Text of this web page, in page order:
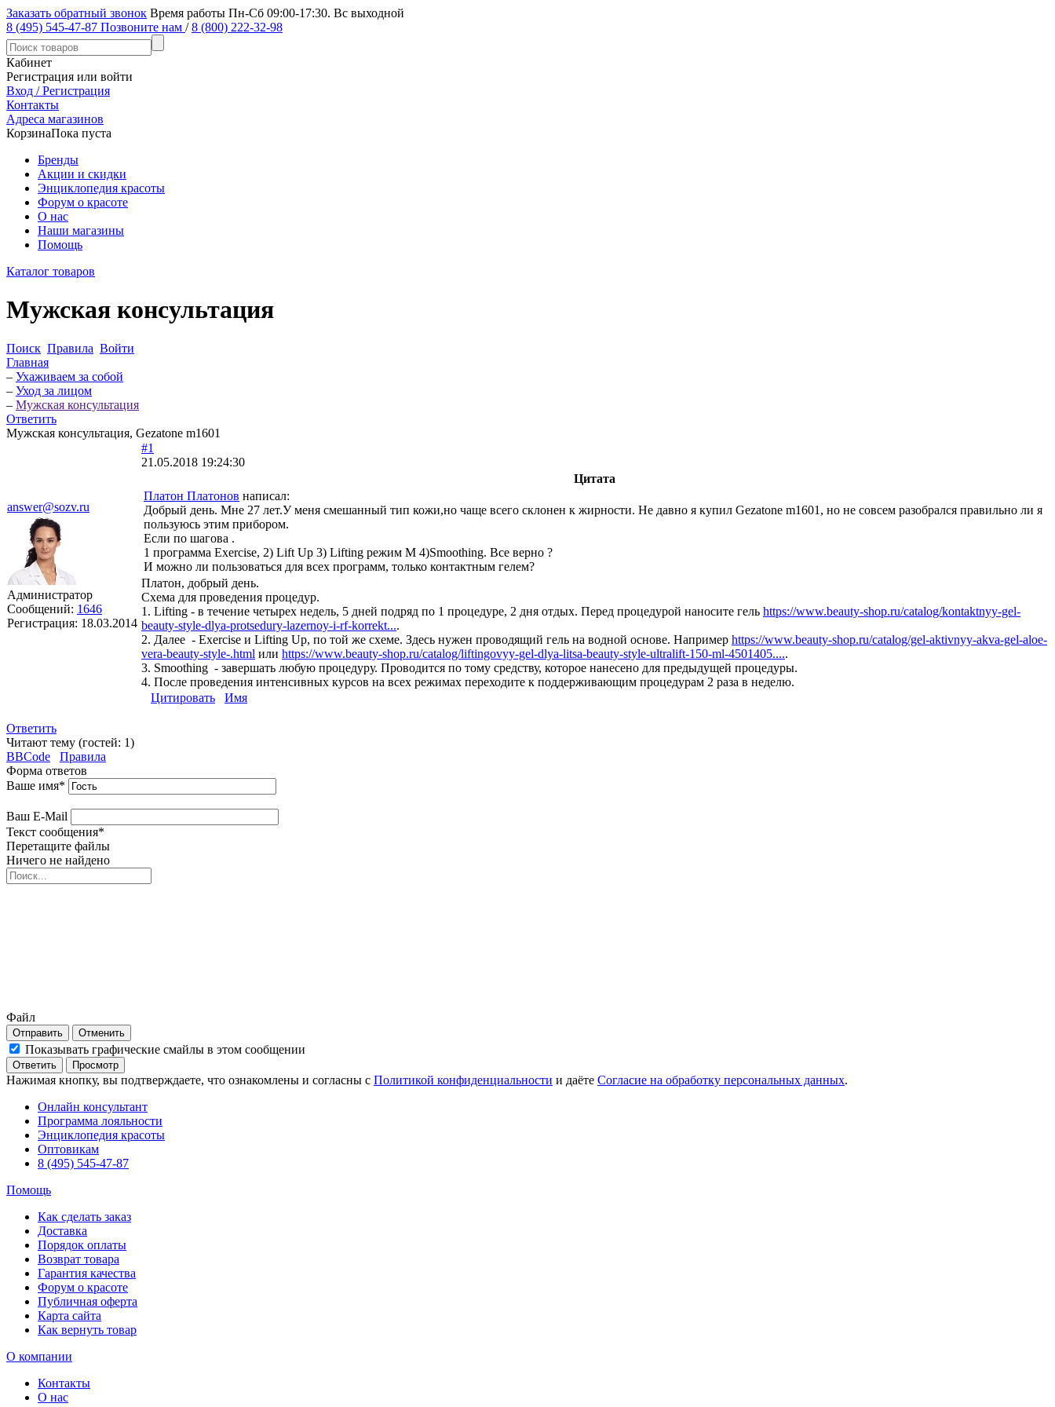
Заказать обратный звонок Время работы Пн-Сб 09:00-17:30. Вс выходной
8 (495) 545-47-87 Позвоните нам / 8 (800) 222-32-98
Кабинет
Регистрация или войти
Вход / Регистрация
Контакты
Адреса магазинов
КорзинаПока пуста
Бренды
Акции и скидки
Энциклопедия красоты
Форум о красоте
О нас
Наши магазины
Помощь
Каталог товаров
Мужская консультация
Поиск Правила Войти
Главная
– Ухаживаем за собой
– Уход за лицом
– Мужская консультация
Ответить
Мужская консультация, Gezatone m1601
answer@sozv.ru
Администратор
Сообщений: 1646
Регистрация: 18.03.2014
#1
21.05.2018 19:24:30
Цитата
Платон Платонов написал:
Добрый день. Мне 27 лет.У меня смешанный тип кожи,но чаще всего склонен к жирности. Не давно я купил Gezatone m1601, но не совсем разобрался правильно ли я
пользуюсь этим прибором.
Если по шагова .
1 программа Exercise, 2) Lift Up 3) Lifting режим M 4)Smoothing. Все верно ?
И можно ли пользоваться для всех программ, только контактным гелем?
Платон, добрый день.
Схема для проведения процедур.
1. Lifting - в течение четырех недель, 5 дней подряд по 1 процедуре, 2 дня отдых. Перед процедурой наносите гель https://www.beauty-shop.ru/catalog/kontaktnyy-gel-
beauty-style-dlya-protsedury-lazernoy-i-rf-korrekt....
2. Далее - Exercise и Lifting Up, по той же схеме. Здесь нужен проводящий гель на водной основе. Например https://www.beauty-shop.ru/catalog/gel-aktivnyy-akva-gel-aloe-
vera-beauty-style-.html или https://www.beauty-shop.ru/catalog/liftingovyy-gel-dlya-litsa-beauty-style-ultralift-150-ml-4501405.....
3. Smoothing - завершать любую процедуру. Проводится по тому средству, которое нанесено для предыдущей процедуры.
4. После проведения интенсивных курсов на всех режимах переходите к поддерживающим процедурам 2 раза в неделю.
Цитировать
Имя
Ответить
Читают тему (гостей: 1)
BBCode
Правила
Форма ответов
Ваше имя*
Ваш E-Mail
Текст сообщения*
Перетащите файлы
Ничего не найдено
Файл
Отправить Отменить
Показывать графические смайлы в этом сообщении
Нажимая кнопку, вы подтверждаете, что ознакомлены и согласны с Политикой конфиденциальности и даёте Согласие на обработку персональных данных.
Онлайн консультант
Программа лояльности
Энциклопедия красоты
Оптовикам
8 (495) 545-47-87
Помощь
Как сделать заказ
Доставка
Порядок оплаты
Возврат товара
Гарантия качества
Форум о красоте
Публичная оферта
Карта сайта
Как вернуть товар
О компании
Контакты
О нас